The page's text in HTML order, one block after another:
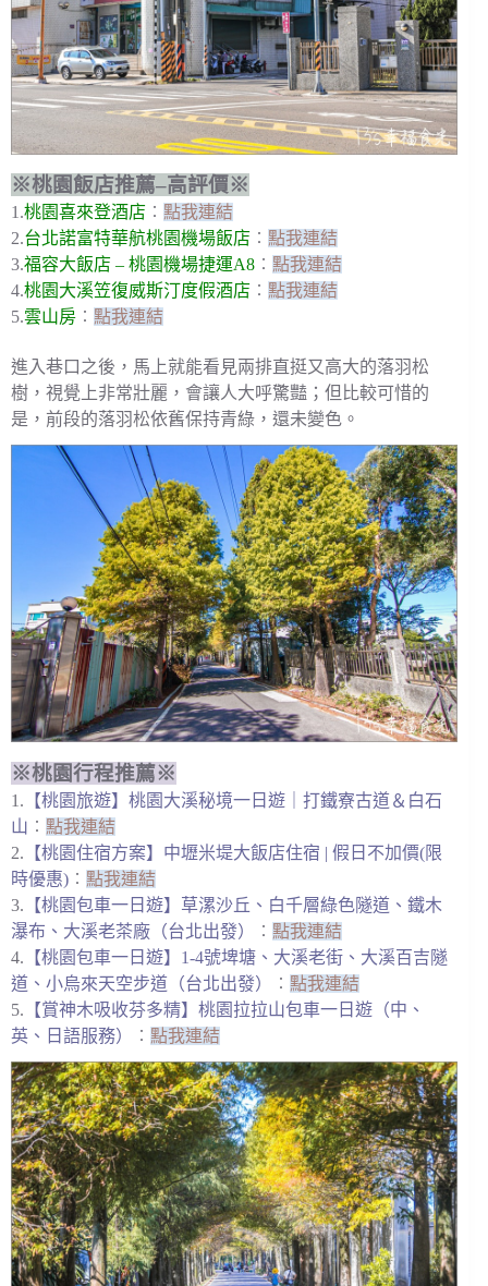
※桃園飯店推薦–高評價※
1.桃園喜來登酒店 ︰ 點我連結
2.台北諾富特華航桃園機場飯店 ︰ 點我連結
3.福容大飯店 – 桃園機場捷運A8 ︰ 點我連結
4.桃園大溪笠復威斯汀度假酒店 ︰ 點我連結
5.雲山房 ︰ 點我連結
進入巷口之後，馬上就能看見兩排直挺又高大的落羽松
樹，視覺上非常壯麗，會讓人大呼驚豔；但比較可惜的
是，前段的落羽松依舊保持青綠，還未變色。
※桃園行程推薦※
1. 【桃園旅遊】桃園大溪秘境一日遊｜打鐵寮古道＆白石
山 ︰ 點我連結
2. 【桃園住宿方案】中壢米堤大飯店住宿 | 假日不加價(限
時優惠) ︰ 點我連結
3. 【桃園包車一日遊】草漯沙丘、白千層綠色隧道、鐵木
瀑布、大溪老茶廠（台北出發）
︰ 點我連結
4. 【桃園包車一日遊】1-4號埤塘、大溪老街、大溪百吉隧
道、小烏來天空步道（台北出發）
︰ 點我連結
5. 【賞神木吸收芬多精】桃園拉拉山包車一日遊（中、
英、日語服務）
︰ 點我連結